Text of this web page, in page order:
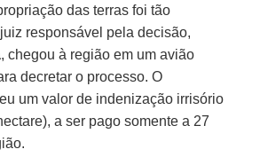
das terras foi tão
responsável pela decisão,
, chegou à região em um avião
decretar o processo. O
um valor de indenização irrisório
a ser pago somente a 27